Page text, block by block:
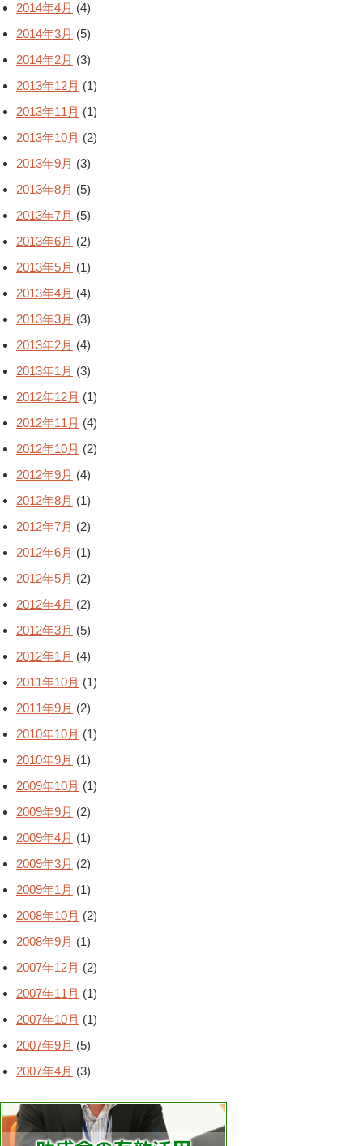
2014年4月 (4)
2014年3月 (5)
2014年2月 (3)
2013年12月 (1)
2013年11月 (1)
2013年10月 (2)
2013年9月 (3)
2013年8月 (5)
2013年7月 (5)
2013年6月 (2)
2013年5月 (1)
2013年4月 (4)
2013年3月 (3)
2013年2月 (4)
2013年1月 (3)
2012年12月 (1)
2012年11月 (4)
2012年10月 (2)
2012年9月 (4)
2012年8月 (1)
2012年7月 (2)
2012年6月 (1)
2012年5月 (2)
2012年4月 (2)
2012年3月 (5)
2012年1月 (4)
2011年10月 (1)
2011年9月 (2)
2010年10月 (1)
2010年9月 (1)
2009年10月 (1)
2009年9月 (2)
2009年4月 (1)
2009年3月 (2)
2009年1月 (1)
2008年10月 (2)
2008年9月 (1)
2007年12月 (2)
2007年11月 (1)
2007年10月 (1)
2007年9月 (5)
2007年4月 (3)